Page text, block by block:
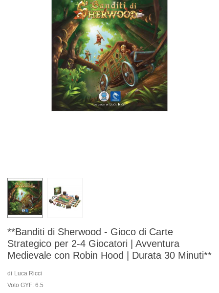
**Banditi di Sherwood - Gioco di Carte
Strategico per 2-4 Giocatori | Avventura
Medievale con Robin Hood | Durata 30 Minuti**
di Luca Ricci
Voto GYF: 6.5